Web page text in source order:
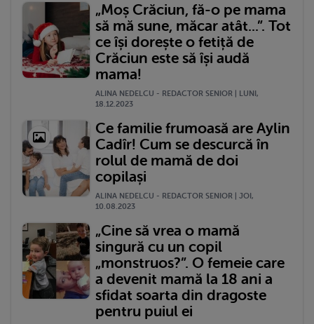
„Moș Crăciun, fă-o pe mama
să mă sune, măcar atât...”. Tot
ce își dorește o fetiță de
Crăciun este să își audă
mama!
ALINA NEDELCU - REDACTOR SENIOR | LUNI,
18.12.2023
Ce familie frumoasă are Aylin
Cadîr! Cum se descurcă în
rolul de mamă de doi
copilași
ALINA NEDELCU - REDACTOR SENIOR | JOI,
10.08.2023
„Cine să vrea o mamă
singură cu un copil
„monstruos?”. O femeie care
a devenit mamă la 18 ani a
sfidat soarta din dragoste
pentru puiul ei